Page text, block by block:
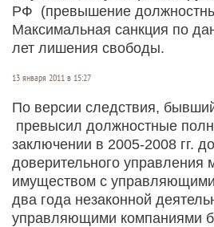
РФ (превышение
Максимальная санкция по
лет лишения свободы.
13 января 2011 в 15:27
По версии следствия,
превысил должностные
заключении в 2005-2008 гг.
доверительного управления
имуществом с
два года незаконной
управляющими компаниями